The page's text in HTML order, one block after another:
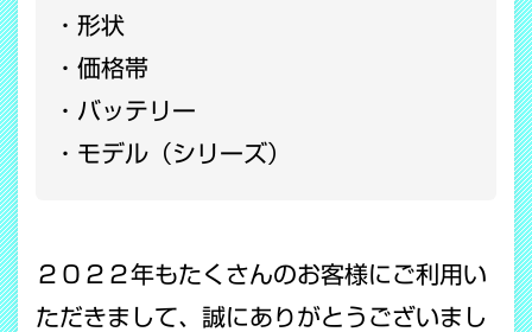
形状
価格帯
バッテリー
モデル（シリーズ）
２０２２年もたくさんのお客様にご利用い
ただきまして、誠にありがとうございまし